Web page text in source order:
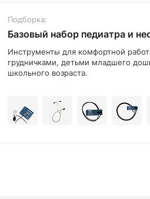
Подборка:
Базовый набор педиатра и
Инструменты для комфортной
грудничками, детьми младшего
школьного возраста.